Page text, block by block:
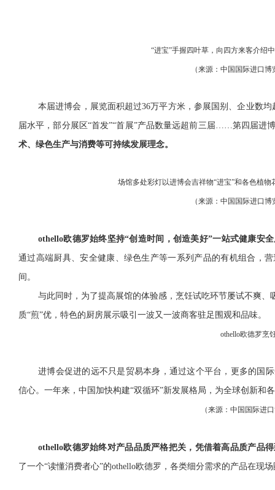
“进宝”手握四叶草，向四方来客介绍
（来源：中国国际进口博
本届进博会，展览面积超过36万平方米，参展国别、企业数
届水平，部分展区“首发”“首展”产品数量远超前三届……第四届进
术、绿色生产与消费等可持续发展理念。
场馆多处彩灯以进博会吉祥物“进宝”和各色植
（来源：中国国际进口博
othello欧德罗始终坚持“创造时间，创造美好”一站式健康安
通过高端厨具、安全健康、绿色生产等一系列产品的有机组合，
间。
与此同时，为了提高展馆的体验感，烹饪试吃环节屡试不爽、
质“煎”优，特色的厨房展示吸引一波又一波商客驻足围观和品味。
othello欧德罗烹
进博会促进的远不只是贸易本身，通过这个平台，更多的国
信心。一年来，中国加快构建“双循环”新发展格局，为全球创新和
（来源： 中国国际进
othello欧德罗始终对产品品质严格把关，凭借着高品质产品
了一个“读懂消费者心”的othello欧德罗，各类细分需求的产品在现